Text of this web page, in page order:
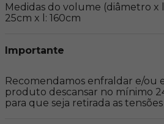
Medidas do volume (diâmetro x
25cm x l: 160cm
Importante
Recomendamos enfraldar e/ou
produto descansar no mínimo
para que seja retirada as